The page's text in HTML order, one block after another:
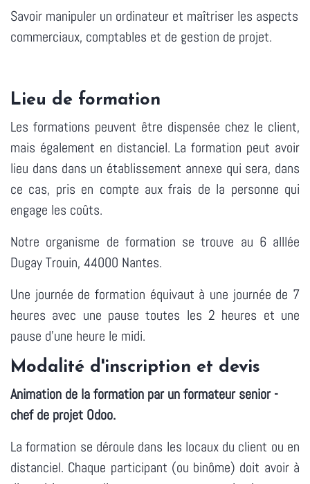
Savoir manipuler un ordinateur et maîtriser les aspects
commerciaux, comptables et de gestion de projet.
Lieu de formation
Les formations peuvent être dispensée chez le client,
mais également en distanciel. La formation peut avoir
lieu dans dans un établissement annexe qui sera, dans
ce cas, pris en compte aux frais de la personne qui
engage les coûts.
Notre organisme de formation se trouve au 6 alllée
Dugay Trouin, 44000 Nantes.
Une journée de formation équivaut à une journée de 7
heures avec une pause toutes les 2 heures et une
pause d'une heure le midi.
Modalité d'inscription et devis
Animation de la formation par un formateur senior -
chef de projet Odoo.
La formation se déroule dans les locaux du client ou en
distanciel. Chaque participant (ou binôme) doit avoir à